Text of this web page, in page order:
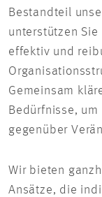
Bestandteil
unterstützen
effektiv und
Gemeinsam
Bedürfnisse,
gegenüber
Wir bieten
Ansätze, die